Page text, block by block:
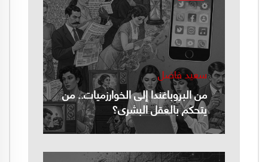
سعيد فاضل
من البروباغندا إلى الخوارزميات.. من
يتحكم بالعقل البشري؟